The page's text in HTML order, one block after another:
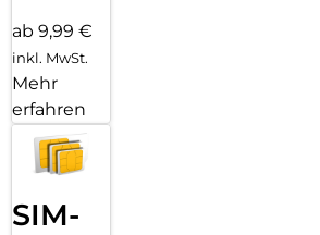
ab 9,99 €
inkl. MwSt.
Mehr
erfahren
SIM-